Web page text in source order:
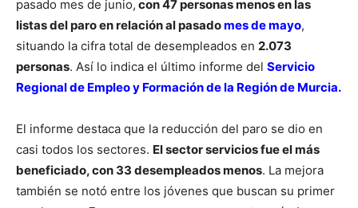
pasado mes de junio, con 47 personas menos en las
listas del paro en relación al pasadomes de mayo,
situando la cifra total de desempleados en 2.073
personas. Así lo indica el último informe del Servicio
Regional de Empleo y Formación de la Región de Murcia.
El informe destaca que la reducción del paro se dio en
casi todos los sectores. El sector servicios fue el más
beneficiado, con 33 desempleados menos. La mejora
también se notó entre los jóvenes que buscan su primer